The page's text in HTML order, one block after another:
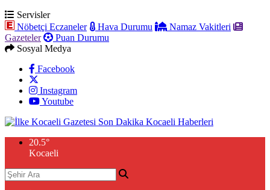
Servisler
Nöbetçi Eczaneler
Hava Durumu
Namaz Vakitleri
Gazeteler
Puan Durumu
Sosyal Medya
Facebook
Instagram
Youtube
20.5°
Kocaeli